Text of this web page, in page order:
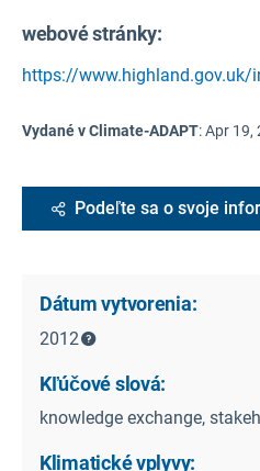
webové stránky:
https://
Vydané v Climate-ADAPT:Apr 19,
Podeľte sa o svoje
Dátum vytvorenia:
2012
Kľúčové slová:
knowledge exchange,
Klimatické vplyvy: